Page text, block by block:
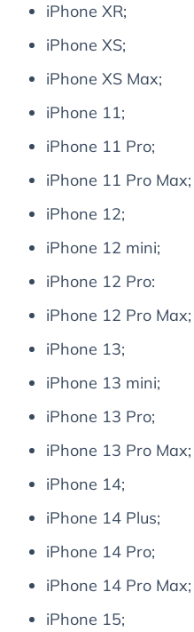
iPhone XR;
iPhone XS;
iPhone XS Max;
iPhone 11;
iPhone 11 Pro;
iPhone 11 Pro Max;
iPhone 12;
iPhone 12 mini;
iPhone 12 Pro:
iPhone 12 Pro Max;
iPhone 13;
iPhone 13 mini;
iPhone 13 Pro;
iPhone 13 Pro Max;
iPhone 14;
iPhone 14 Plus;
iPhone 14 Pro;
iPhone 14 Pro Max;
iPhone 15;